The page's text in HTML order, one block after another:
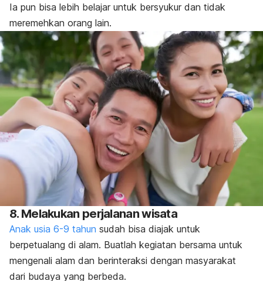
Ia pun bisa lebih belajar untuk bersyukur dan tidak
meremehkan orang lain.
8. Melakukan perjalanan wisata
Anak usia 6-9 tahun sudah bisa diajak untuk
berpetualang di alam. Buatlah kegiatan bersama untuk
mengenali alam dan berinteraksi dengan masyarakat
dari budaya yang berbeda.